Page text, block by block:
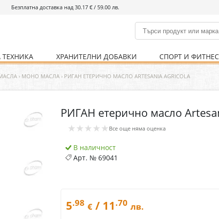
Безплатна доставка над 30.17 € / 59.00 лв.
% Хранителни добавки % Спорт и фитнес
Болно гърло Ваксини
Кости и стави Нервна система
Храносмилателна
Хомеопатия
Инхалатори Термометри
ХРАНИТЕЛНИ ДОБАВКИ
Кости и стави Нервна система
СПОРТ И ФИТНЕС
Храни и напитки Уреди и аксесоари
Детска козметика Козметика за мъже
Уреди Хранене
Хигиена на тялото Предпазни стредства
› МОНО МАСЛА › РИГАН ЕТЕРИЧНО МАСЛО ARTESANIA AGRICOLA
РИГАН етерично масло
★★★★★ Все още няма оценка
В наличност
Арт. №69041
5.98 € / 11 .70 лв.